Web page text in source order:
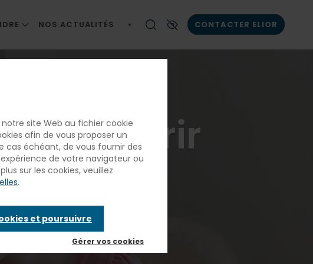
NOS ACTUALITÉS CONTACTER ELIOR
se nourrir
site Web au fichier cookie
afin de vous proposer un
cas échéant, de vous fournir des
de votre navigateur ou
sur les cookies, veuillez
.
et poursuivre
Gérer vos cookies